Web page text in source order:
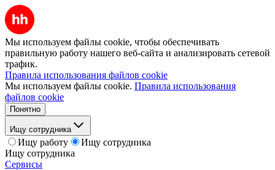
Мы используем файлы cookie, чтобы обеспечивать
правильную работу нашего веб-сайта и анализировать сетевой
трафик.
Правила использования файлов cookie
Мы используем файлы cookie. Правила использования
файлов cookie
Понятно
Ищу сотрудника
Ищу работу
Ищу сотрудника
Ищу сотрудника
Сервисы